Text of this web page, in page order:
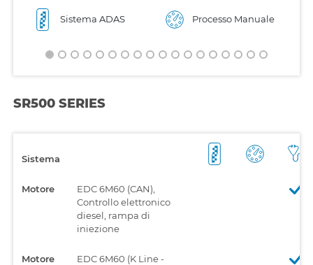
Sistema ADAS Processo Manuale
SR500 SERIES
Sistema
Motore
EDC 6M60 (CAN),
Controllo elettronico
diesel, rampa di
iniezione
Motore
EDC 6M60 (K Line -